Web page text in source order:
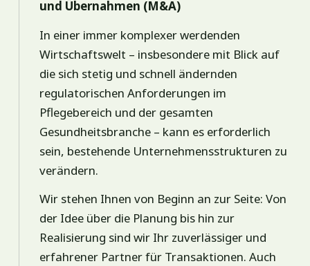
und Übernahmen (M&A)
In einer immer komplexer werdenden
Wirtschaftswelt – insbesondere mit Blick auf
die sich stetig und schnell ändernden
regulatorischen Anforderungen im
Pflegebereich und der gesamten
Gesundheitsbranche – kann es erforderlich
sein, bestehende Unternehmensstrukturen zu
verändern.
Wir stehen Ihnen von Beginn an zur Seite: Von
der Idee über die Planung bis hin zur
Realisierung sind wir Ihr zuverlässiger und
erfahrener Partner für Transaktionen. Auch